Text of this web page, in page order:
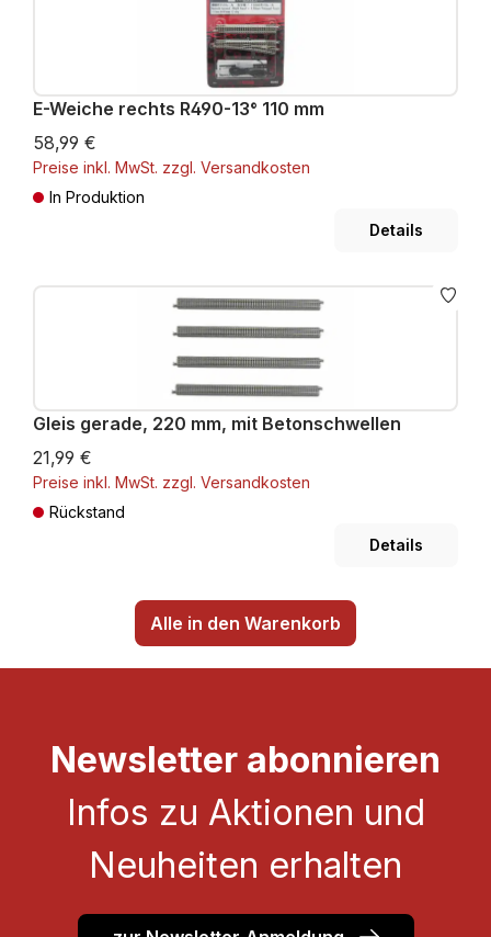
E-Weiche rechts R490-13° 110 mm
58,99 €
Preise inkl. MwSt. zzgl. Versandkosten
In Produktion
Details
Gleis gerade, 220 mm, mit Betonschwellen
21,99 €
Preise inkl. MwSt. zzgl. Versandkosten
Rückstand
Details
Alle in den Warenkorb
Newsletter abonnieren
Infos zu Aktionen und
Neuheiten erhalten